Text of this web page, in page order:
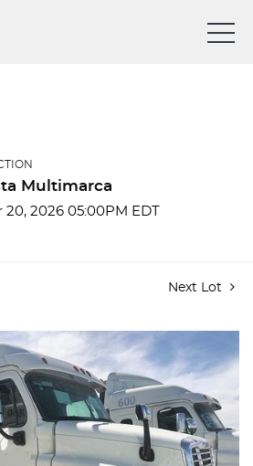
Multimarca
20, 2026 05:00PM EDT
Next Lot